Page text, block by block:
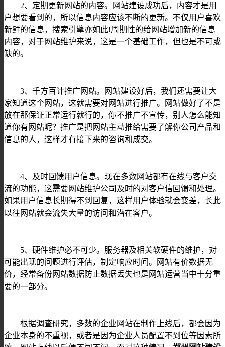
2、 定期 更新网站的内容。
网站建设成功后，内容才是用
户想要看到的，所以信息内容应该不断的更新。不仅用户喜欢
新鲜的信息，搜索引擎亦如此!周期性的给网站增加新的信息
内容， 对于网站维护来说， 这是一个基础工作，但也是不可或
缺的。
3、 千方百计推广网站。
网站建设好后，我们还需要让大
家知道这个网站，这就需要对网站进行推广。网站做好了不是
放在那保证正常运行就行的，你不推广不宣传，别人怎么能知
道你有网站呢？ 推广是把网站主动推给需要了解你公司产品和
信息的人，这样才有接下来的咨询和成交。
4、 及时回馈用户信息。 现在多数网站都有在线与客户交
流的功能，这需要网站维护公司及时的对客户信回馈和处理。
如果用户信息长期得不到回复，这样用户体验就会变差，长此
以往网站就会流失大量的访问和潜在客户。
5、硬件维护必不可少。 服务器及相关软硬件的维护，对
可能出现的问题进行评估，制定响应时间。网站有价数据无
价，经常备份网站数据防止数据丢失也是网站运营当中十分重
要的一部分。
根据调查研究， 多数的企业网站在制作上线后， 都会因为
企业本身的不重视，或者是 因为企业人员配置不到位等因素所